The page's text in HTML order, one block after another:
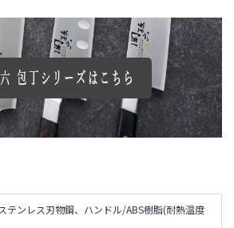
テンレス刃物鋼、ハンドル/ABS樹脂(耐熱温度